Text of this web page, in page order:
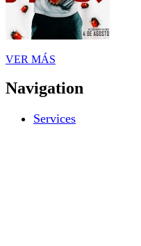
VER MÁS
Navigation
Services